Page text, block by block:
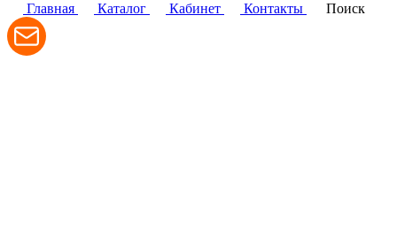
Главная
Каталог Кабинет Контакты Поиск